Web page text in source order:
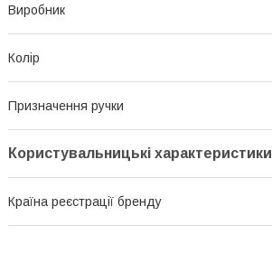
Виробник
Колір
Призначення ручки
Користувальницькі характеристики
Країна реєстрації бренду